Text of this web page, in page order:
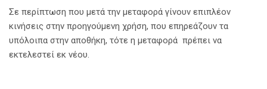
Σε περίπτωση που μετά την μεταφορά γίνουν επιπλέον
κινήσεις στην προηγούμενη χρήση, που επηρεάζουν τα
υπόλοιπα στην αποθήκη, τότε η μεταφορά πρέπει να
εκτελεστεί εκ νέου.